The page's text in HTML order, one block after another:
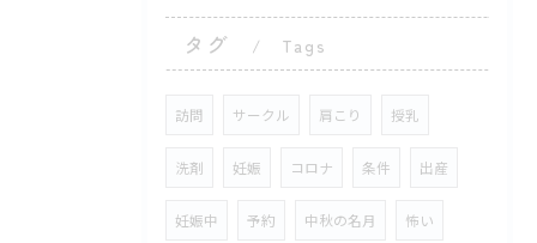
タグ Tags
訪問 サークル 肩こり 授乳
洗剤 妊娠 コロナ 条件 出産
妊娠中 予約 中秋の名月 怖い